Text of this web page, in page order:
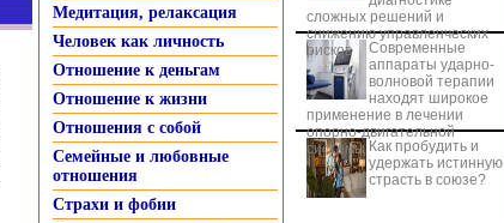
Медитация, релаксация
Человек как личность
Отношение к деньгам
Отношение к жизни
Отношения с собой
Семейные и любовные
отношения
Страхи и фобии
сложных решений и
снижению управленческих
рисков
Современные
аппараты ударно-
волновой терапии
находят широкое
применение в лечении
опорно-двигательной
системы Как пробудить и
удержать истинную
страсть в союзе?